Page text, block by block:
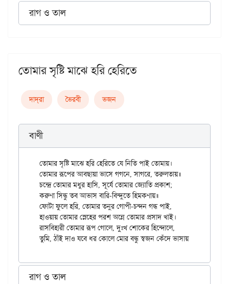
রাগ ও তাল
তোমার সৃষ্টি মাঝে হরি হেরিতে
দাদ্‌রা ভৈরবী ভজন
বাণী
তোমার সৃষ্টি মাঝে হরি হেরিতে যে নিতি পাই তোমায়।
তোমার রূপের আবছায়া ভাসে গগনে, সাগরে, তরুলতায়॥
চন্দ্রে তোমার মধুর হাসি, সূর্যে তোমার জ্যোতি প্রকাশ;
করুণা সিন্ধু তব আভাস বারি-বিন্দুতে হিমকণায়॥
ফোটা ফুলে হরি, তোমার তনুর গোপী-চন্দন গন্ধ পাই,
হাওয়ায় তোমার স্নেহের পরশ অন্নে তোমার প্রসাদ খাই।
রাসবিহারী তোমার রূপ গোলে, দুঃখ শোকের হিন্দোলে,
রাগ ও তাল